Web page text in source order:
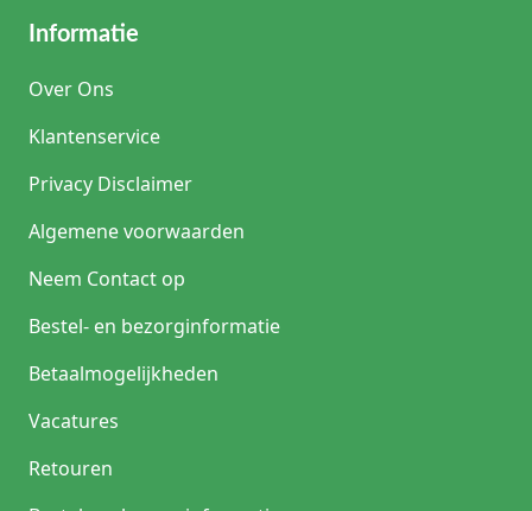
Informatie
Over Ons
Klantenservice
Privacy Disclaimer
Algemene voorwaarden
Neem Contact op
Bestel- en bezorginformatie
Betaalmogelijkheden
Vacatures
Retouren